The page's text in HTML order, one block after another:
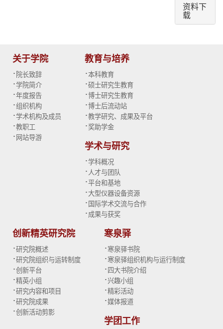
资料下
载
关于学院
· 院长致辞
·学院简介
·年度报告
·组织机构
·学术机构及成员
·教职工
· 网站导游
教育与培养
·本科教育
·硕士研究生教育
·博士研究生教育
·博士后流动站
·教学研究、成果及平台
·奖助学金
学术与研究
·学科概况
· 人才与团队
·平台和基地
·大型仪器设备资源
· 国际学术交流与合作
· 成果与获奖
创新精英研究院
·研究院概述
·研究院组织与运转制度
·创新平台
·精英小组
·研究内容和项目
·研究院成果
·创新活动剪影
寒泉驿
· 寒泉驿书院
· 寒泉驿组织机构与运行制度
· 四大书院介绍
·兴趣小组
·精彩活动
·媒体报道
学团工作